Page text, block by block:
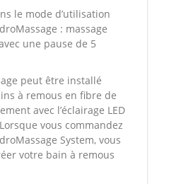
le mode d’utilisation
: massage
une pause de 5
peut être installé
à remous en fibre de
avec l’éclairage LED
vous commandez
System, vous
votre bain à remous